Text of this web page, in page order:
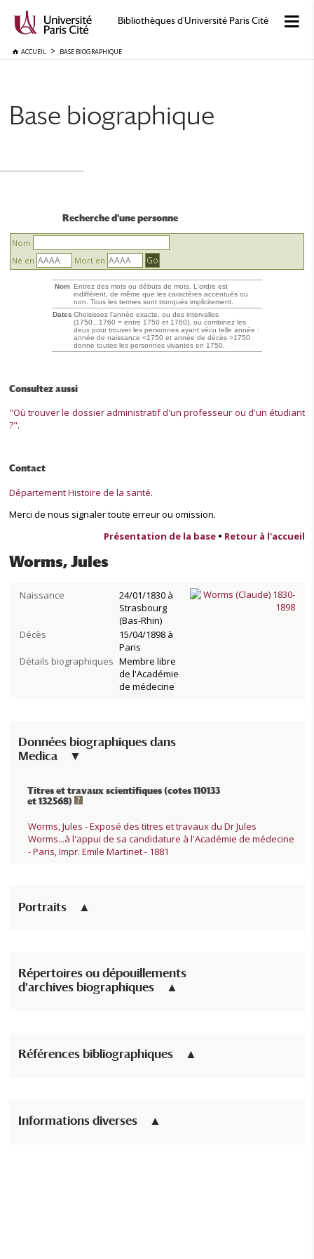
Bibliothèques d'Université Paris Cité
ACCUEIL BASE BIOGRAPHIQUE
Base biographique
Recherche d'une personne
Nom
Né en
Mort en
Nom Entrez des mots ou débuts de mots. L'ordre est
indifférent, de même que les caractères accentués ou
non. Tous les termes sont tronqués implicitement.
Dates Choisissez l'année exacte, ou des intervalles
(1750...1760 = entre 1750 et 1760), ou combinez les
deux pour trouver les personnes ayant vécu telle année :
année de naissance <1750 et année de décès >1750
donne toutes les personnes vivantes en 1750.
Consultez aussi
"Où trouver le dossier administratif d'un professeur ou d'un étudiant
?".
Contact
Département Histoire de la santé.
Merci de nous signaler toute erreur ou omission.
Présentation de la base • Retour à l'accueil
Worms, Jules
Naissance
24/01/1830 à
Strasbourg
(Bas-Rhin)
Décès
15/04/1898 à
Paris
Détails biographiques Membre libre
de l'Académie
de médecine
Données biographiques dans
Medica
Titres et travaux scientifiques (cotes 110133
et 132568)
Worms, Jules - Exposé des titres et travaux du Dr Jules
Worms...à l'appui de sa candidature à l'Académie de médecine
- Paris, Impr. Emile Martinet - 1881
Portraits
Répertoires ou dépouillements
d'archives biographiques
Références bibliographiques
Informations diverses